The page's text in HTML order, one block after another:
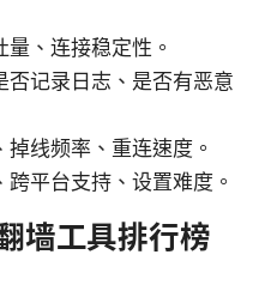
、连接稳定性。
否记录日志、是否有恶意
线频率、重连速度。
平台支持、设置难度。
墙工具排行榜